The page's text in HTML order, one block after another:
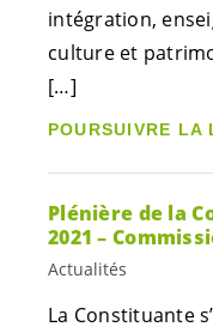
intégration,
culture et
[…]
POURSUIVRE LA
Plénière de la
2021 –
Actualités
La Constituante